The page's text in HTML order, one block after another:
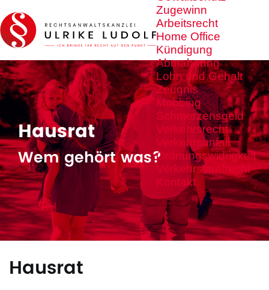
Zugewinn
Arbeitsrecht
Home Office
Kündigung
Abmahnung
Lohn und Gehalt
Zeugnis
Mobbing
Schmerzensgeld
Verkehrsrecht
Verkehrsunfall
Ordnungswidrigkeit
Verkehrsstrafrecht
Kontakt
Hausrat
Wem gehört was?
Hausrat